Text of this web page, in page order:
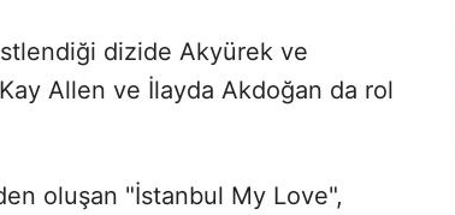
dizide Akyürek ve
Allen ve İlayda Akdoğan da rol
oluşan "İstanbul My Love",